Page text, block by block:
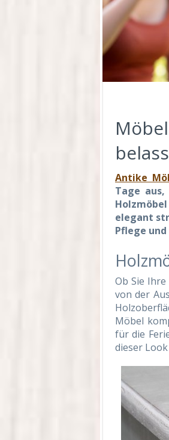
Antike
Tage
elegant
Pflege
Ob Sie
von der
Möbel
für die
dieser